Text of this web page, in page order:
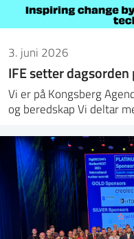
3. juni 2026
IFE setter
Vi er på Kongsberg
og beredskap Vi deltar